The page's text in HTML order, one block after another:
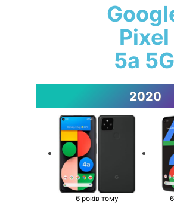
Pixel
5a 5G
2020
6 років тому